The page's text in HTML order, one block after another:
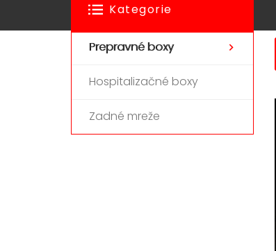
Kategorie
Prepravné boxy
Hospitalizačné boxy
Zadné mreže